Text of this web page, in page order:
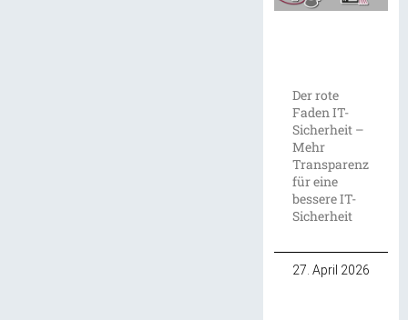
Der rote
Faden IT-
Sicherheit –
Mehr
Transparenz
für eine
bessere IT-
Sicherheit
27. April 2026